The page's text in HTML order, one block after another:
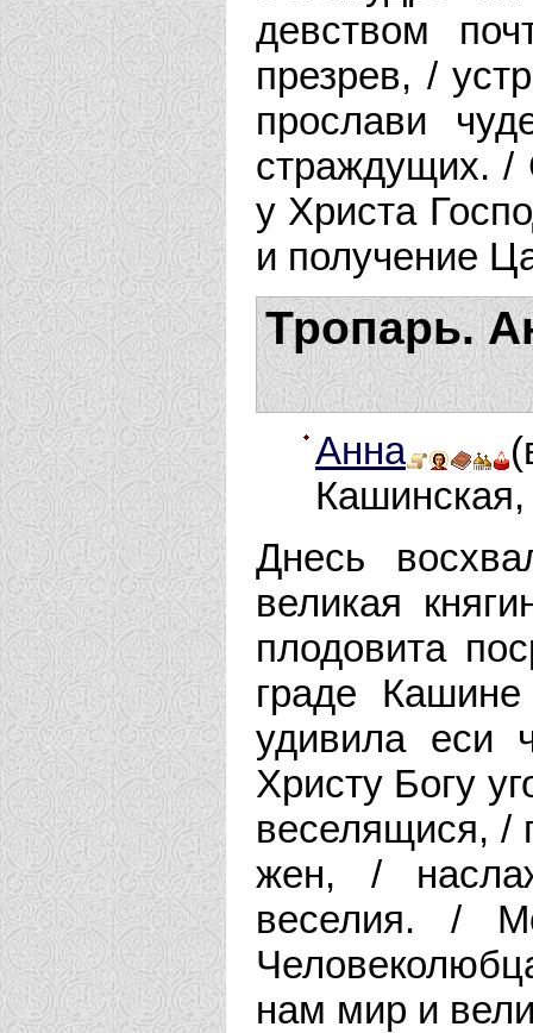
девством
презрев, /
прослави
страждущих. /
у Христа
и получение
Тропарь.
Анна
Кашинская,
Днесь
великая
плодовита
граде
удивила еси
Христу Богу
веселящися, /
жен, /
веселия. /
нам мир и